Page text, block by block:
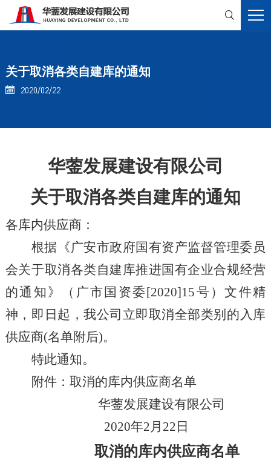

关于取消各类自建库的通知
 2020/02/22
华蓥发展建设有限公司
关于取消各类自建库的通知
各库内供应商：
根据《广安市政府国有资产监督管理委员
会关于取消各类自建库推进国有企业合规经营
的通知》（广市国资委[2020]15号）文件精
神，即日起，我公司立即取消全部类别的入库
供应商(名单附后)。
特此通知。
附件：取消的库内供应商名单
华蓥发展建设有限公司
2020年2月22日
取消的库内供应商名单